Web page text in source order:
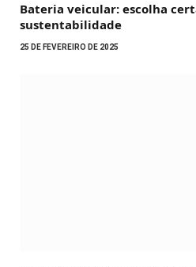
Bateria veicular: escolha
sustentabilidade
25 DE FEVEREIRO DE 2025